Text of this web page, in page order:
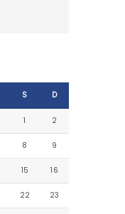
S D
1 2
8 9
15 16
22 23